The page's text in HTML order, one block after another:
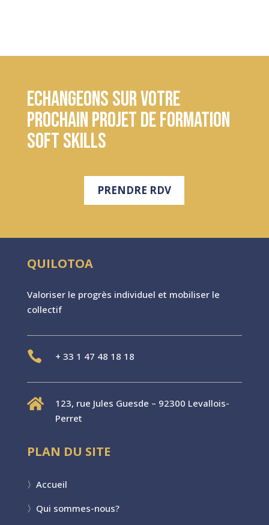
Echangeons sur votre
prochain projet de formation
soft skills
PRENDRE RDV
QUILOTOA
Valoriser le progrès individuel et mobiliser le
collectif
 + 33 1 47 48 18 18

123, rue Jules Guesde – 92300 Levallois-
Perret
PLAN DU SITE
〉 Accueil
〉 Qui sommes-nous?